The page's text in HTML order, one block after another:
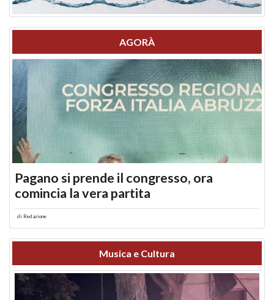
AGORÀ
Pagano si prende il congresso, ora
comincia la vera partita
di Redazione
Musica e Cultura